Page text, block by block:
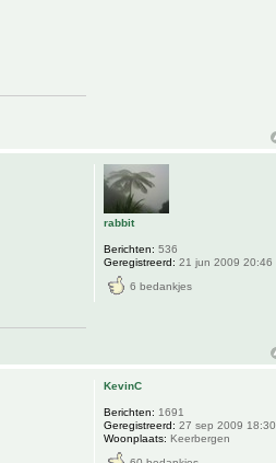
rabbit
Berichten: 536
Geregistreerd: 21 jun 2009 20:46
6 bedankjes
KevinC
Berichten: 1691
Geregistreerd: 27 sep 2009 18:30
Woonplaats: Keerbergen